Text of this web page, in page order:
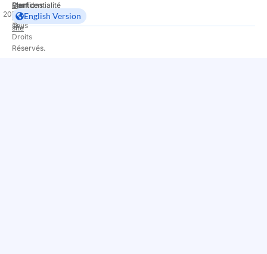
Copyright
©
2026Dexem.
Tous
Droits
Réservés.
Mentions
légales
Confidentialité
Plan
de
site
English Version